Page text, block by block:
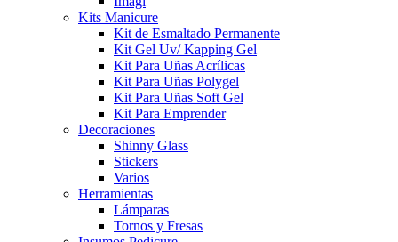
Kits Manicure
Kit de Esmaltado Permanente
Kit Gel Uv/ Kapping Gel
Kit Para Uñas Acrílicas
Kit Para Uñas Polygel
Kit Para Uñas Soft Gel
Kit Para Emprender
Decoraciones
Shinny Glass
Stickers
Varios
Herramientas
Lámparas
Tornos y Fresas